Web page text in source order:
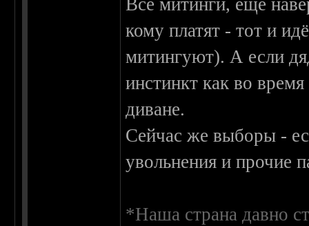
Все митинги, еще
кому платят - тот и
митингуют). А если
инстинкт как во
диване.
Сейчас же выборы -
увольнения и прочие
*Наша страна давно